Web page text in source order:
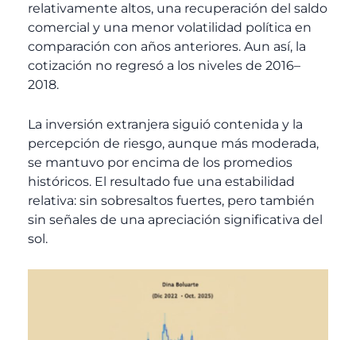
relativamente altos, una recuperación del saldo
comercial y una menor volatilidad política en
comparación con años anteriores. Aun así, la
cotización no regresó a los niveles de 2016–
2018.
La inversión extranjera siguió contenida y la
percepción de riesgo, aunque más moderada,
se mantuvo por encima de los promedios
históricos. El resultado fue una estabilidad
relativa: sin sobresaltos fuertes, pero también
sin señales de una apreciación significativa del
sol.